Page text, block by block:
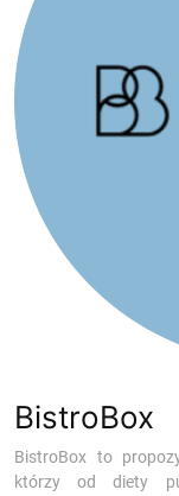
BistroBox
BistroBox to
którzy od diety